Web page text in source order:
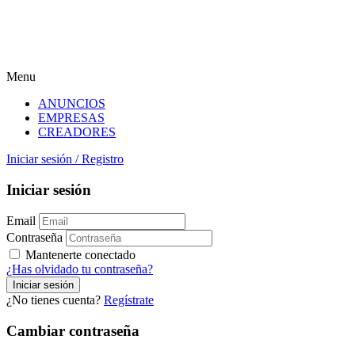
Menu
ANUNCIOS
EMPRESAS
CREADORES
Iniciar sesión / Registro
Iniciar sesión
Email
Contraseña
Mantenerte conectado
¿Has olvidado tu contraseña?
¿No tienes cuenta? Regístrate
Cambiar contraseña